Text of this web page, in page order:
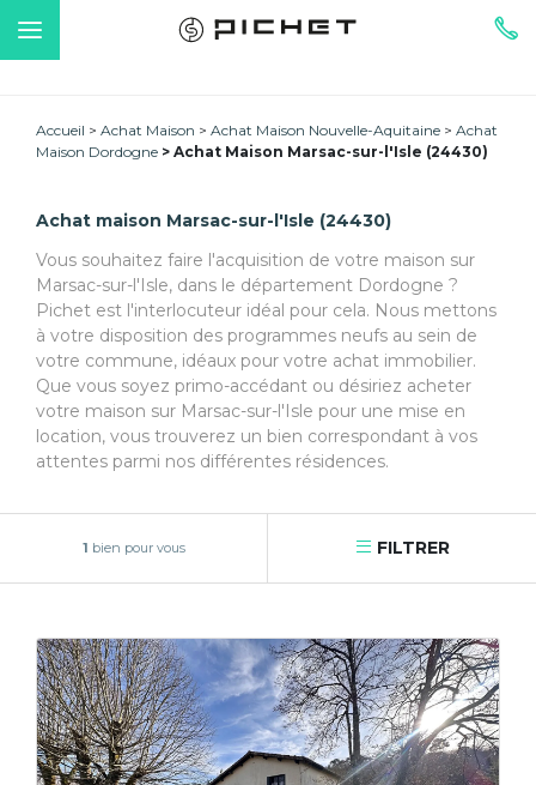
Accueil Achat Maison Achat Maison Nouvelle-Aquitaine
Achat
Maison Dordogne
Achat Maison Marsac-sur-l'Isle (24430)
Achat maison Marsac-sur-l'Isle (24430)
Vous souhaitez faire l'acquisition de votre maison sur
Marsac-sur-l'Isle, dans le département Dordogne ?
Pichet est l'interlocuteur idéal pour cela. Nous mettons
à votre disposition des programmes neufs au sein de
votre commune, idéaux pour votre achat immobilier.
Que vous soyez primo-accédant ou désiriez acheter
votre maison sur Marsac-sur-l'Isle pour une mise en
location, vous trouverez un bien correspondant à vos
attentes parmi nos différentes résidences.
1 bien pour vous FILTRER